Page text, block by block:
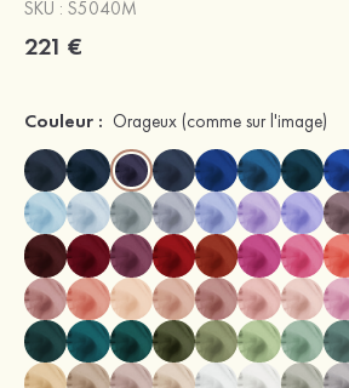
SKU : S5040M
221 €
Couleur : Orageux (comme sur l'image)